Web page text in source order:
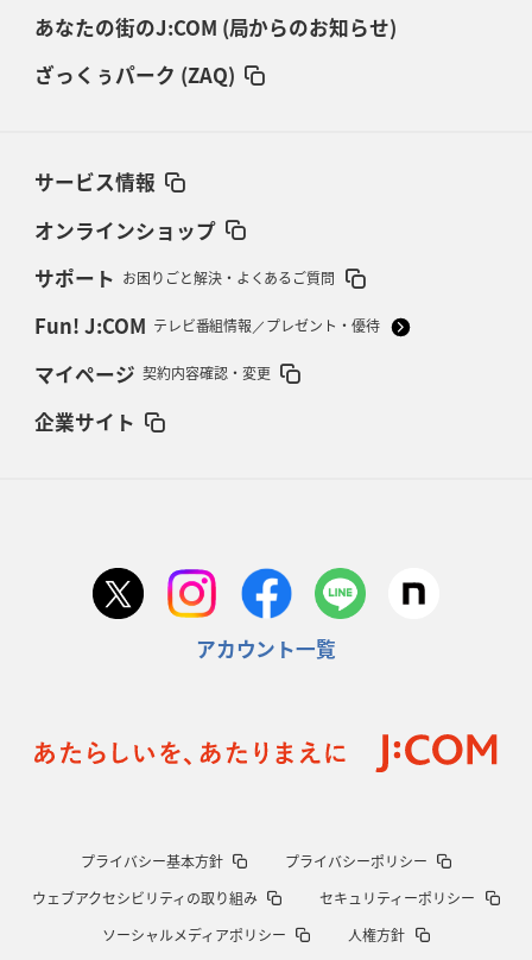
あなたの街のJ:COM (局からのお知らせ)
ざっくぅパーク (ZAQ)
サービス情報
オンラインショップ
サポート お困りごと解決・よくあるご質問
Fun! J:COM テレビ番組情報／プレゼント・優待
マイページ 契約内容確認・変更
企業サイト
アカウント一覧
プライバシー基本方針
プライバシーポリシー
ウェブアクセシビリティの取り組み
セキュリティーポリシー
ソーシャルメディアポリシー
人権方針